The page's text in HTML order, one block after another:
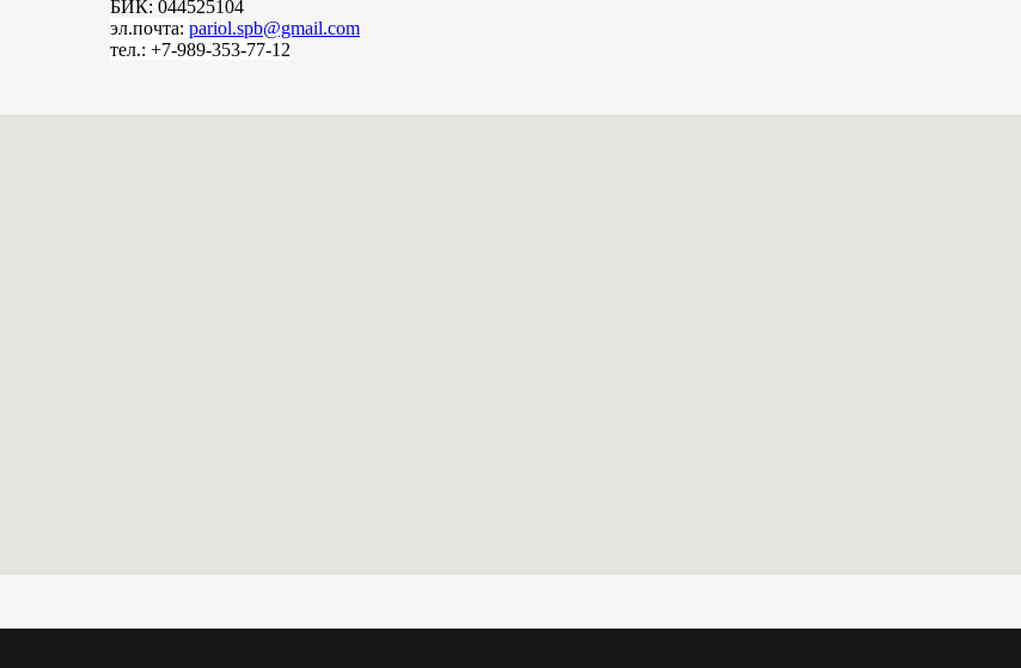
БИК: 044525104
эл.почта: pariol.spb@gmail.com
тел.: +7-989-353-77-12